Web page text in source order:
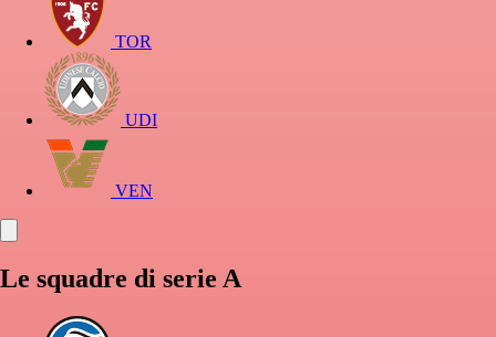
TOR
UDI
VEN
Le squadre di serie A